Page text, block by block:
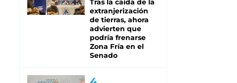
Tras la caída de la
extranjerización
de tierras, ahora
advierten que
podría frenarse
Zona Fría en el
Senado